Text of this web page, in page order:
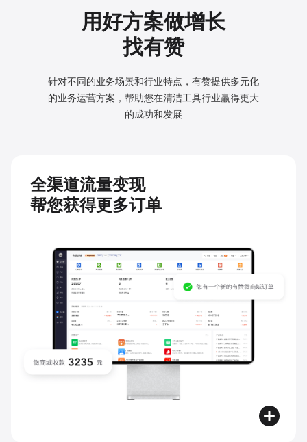
用好方案做增长
找有赞
针对不同的业务场景和行业特点，有赞提供多元化
的业务运营方案，帮助您在清洁工具行业赢得更大
的成功和发展
全渠道流量变现
帮您获得更多订单